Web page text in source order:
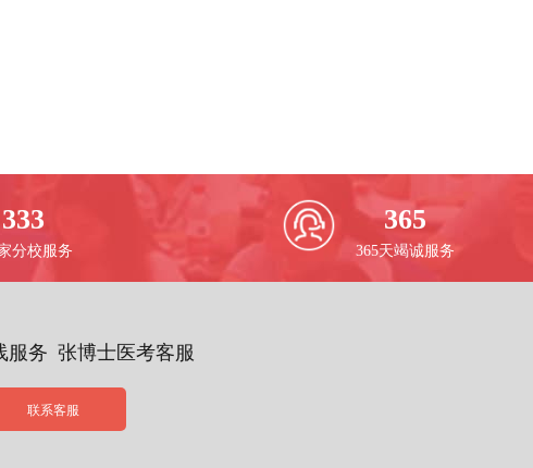
333
分校服务
365
365天竭诚服务
服务 张博士医考客服
联系客服